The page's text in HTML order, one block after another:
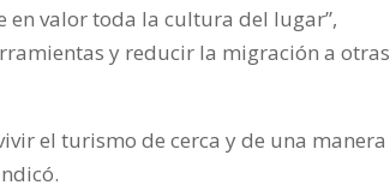
en valor toda la cultura del lugar”,
y reducir la migración a otras
el turismo de cerca y de una manera